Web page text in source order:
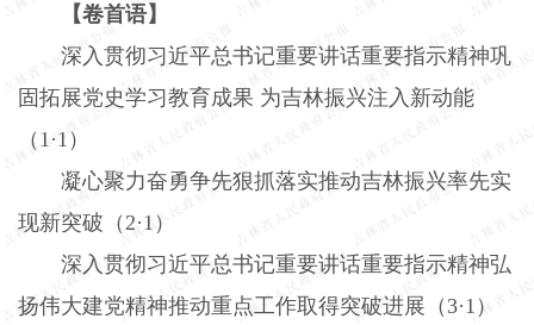
【卷首语】
深入贯彻习近平总书记重要讲话重要指示精神巩
固拓展党史学习教育成果 为吉林振兴注入新动能
（ 1 ·1 ）
凝心聚力奋勇争先狠抓落实推动吉林振兴率先实
现新突破（ 2·1 ）
深入贯彻习近平总书记重要讲话重要指示精神弘
扬伟大建党精神推动重点工作取得突破进展（ 3·1 ）